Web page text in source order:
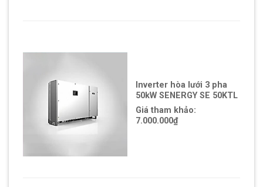
Inverter hòa lưới 3 pha
50kW SENERGY SE 50KTL
Giá tham khảo:
7.000.000₫